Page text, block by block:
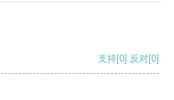
支持[0] 反对[0]